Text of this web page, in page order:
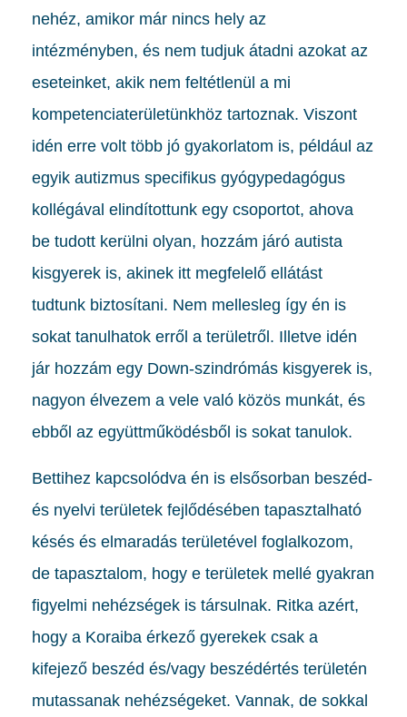
nehéz, amikor már nincs hely az
intézményben, és nem tudjuk átadni azokat az
eseteinket, akik nem feltétlenül a mi
kompetenciaterületünkhöz tartoznak. Viszont
idén erre volt több jó gyakorlatom is, például az
egyik autizmus specifikus gyógypedagógus
kollégával elindítottunk egy csoportot, ahova
be tudott kerülni olyan, hozzám járó autista
kisgyerek is, akinek itt megfelelő ellátást
tudtunk biztosítani. Nem mellesleg így én is
sokat tanulhatok erről a területről. Illetve idén
jár hozzám egy Down-szindrómás kisgyerek is,
nagyon élvezem a vele való közös munkát, és
ebből az együttműködésből is sokat tanulok.
Bettihez kapcsolódva én is elsősorban beszéd-
és nyelvi területek fejlődésében tapasztalható
késés és elmaradás területével foglalkozom,
de tapasztalom, hogy e területek mellé gyakran
figyelmi nehézségek is társulnak. Ritka azért,
hogy a Koraiba érkező gyerekek csak a
kifejező beszéd és/vagy beszédértés területén
mutassanak nehézségeket. Vannak, de sokkal